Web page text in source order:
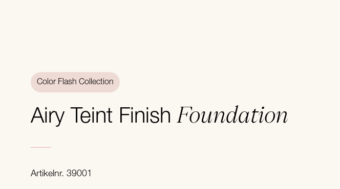
Color Flash Collection
Airy Teint FinishFoundation
Artikelnr. 39001